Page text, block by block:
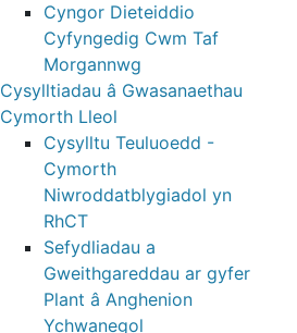
Cyngor Dieteiddio
Cyfyngedig Cwm Taf
Morgannwg
Cysylltiadau â Gwasanaethau
Cymorth Lleol
Cysylltu Teuluoedd -
Cymorth
Niwroddatblygiadol yn
RhCT
Sefydliadau a
Gweithgareddau ar gyfer
Plant â Anghenion
Ychwanegol